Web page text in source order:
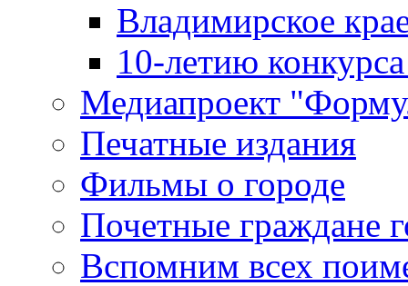
Владимирское
10-летию
Медиапроект
Печатные издания
Фильмы о городе
Почетные граждане
Вспомним всех